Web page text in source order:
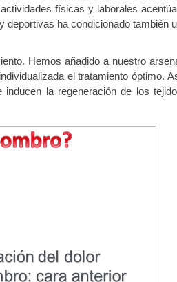
físicas y laborales
ha condicionado también
Hemos añadido a nuestro
el tratamiento óptimo.
la regeneración de los